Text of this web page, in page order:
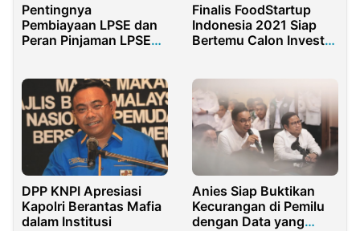
Pentingnya
Pembiayaan LPSE dan
Peran Pinjaman LPSE
Layanan Publik
Finalis FoodStartup
Indonesia 2021 Siap
Bertemu Calon Investor
DPP KNPI Apresiasi
Kapolri Berantas Mafia
dalam Institusi
Anies Siap Buktikan
Kecurangan di Pemilu
dengan Data yang